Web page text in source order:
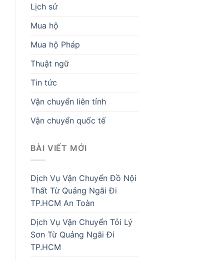
Lịch sử
Mua hộ
Mua hộ Pháp
Thuật ngữ
Tin tức
Vận chuyển liên tỉnh
Vận chuyển quốc tế
BÀI VIẾT MỚI
Dịch Vụ Vận Chuyển Đồ Nội
Thất Từ Quảng Ngãi Đi
TP.HCM An Toàn
Dịch Vụ Vận Chuyển Tỏi Lý
Sơn Từ Quảng Ngãi Đi
TP.HCM